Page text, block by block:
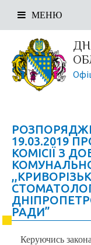
МЕНЮ
19.03.2019
КОМІСІЇ З
РАДИ”
Керуючись